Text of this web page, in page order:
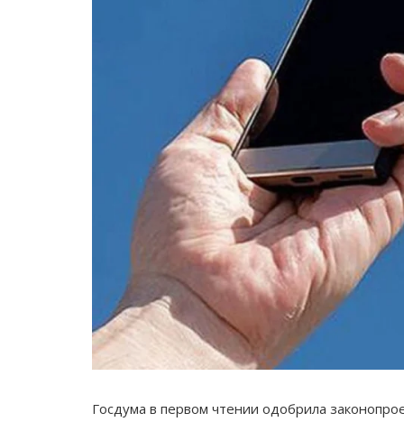
Госдума в первом чтении одобрила